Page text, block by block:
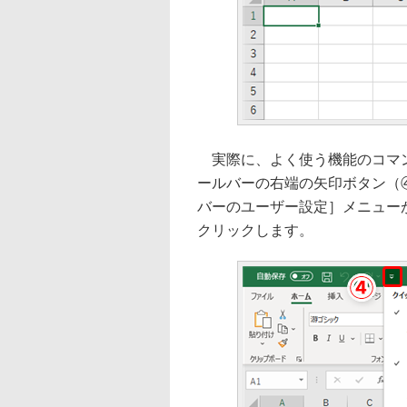
実際に、よく使う機能のコマ
ールバーの右端の矢印ボタン
バーのユーザー設定］メニュ
クリックします。